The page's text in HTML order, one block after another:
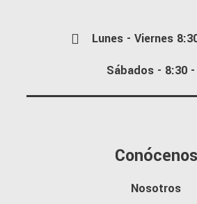
Lunes - Viernes
Sábados - 8:30
Conócenos
Nosotros